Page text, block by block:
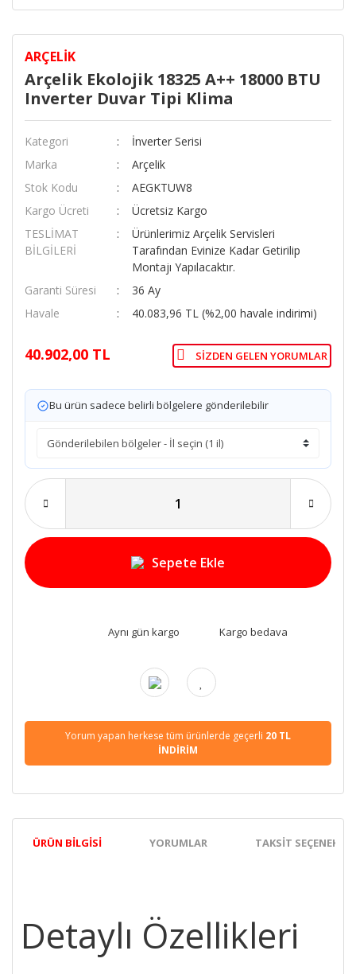
ARÇELIK
Arçelik Ekolojik 18325 A++ 18000 BTU
Inverter Duvar Tipi Klima
Kategori
İnverter Serisi
Marka
Arçelik
Stok Kodu
AEGKTUW8
Kargo Ücreti
Ücretsiz Kargo
TESLİMAT
BİLGİLERİ
Ürünlerimiz Arçelik Servisleri
Tarafından Evinize Kadar Getirilip
Montajı Yapılacaktır.
Garanti Süresi
36 Ay
Havale
40.083,96 TL (%2,00 havale indirimi)
40.902,00 TL SIZDEN GELEN YORUMLAR
Bu ürün sadece belirli bölgelere gönderilebilir
Sepete Ekle
Aynı gün kargo Kargo bedava
Yorum yapan herkese tüm ürünlerde geçerli 20 TL
İNDİRİM
ÜRÜN BILGISI YORUMLAR TAKSIT
Detaylı Özellikleri